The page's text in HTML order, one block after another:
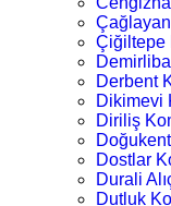
Çiğiltepe
Derbent
Dikimevi
Diriliş
Dostlar
Durali
Dutluk